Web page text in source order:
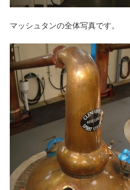
マッシュタンの全体写真です。